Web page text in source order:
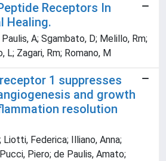
Receptors In
Healing.
A; Sgambato, D; Melillo, Rm;
L; Zagari, Rm; Romano, M
1 suppresses
and growth
resolution
Federica; Illiano, Anna;
Piero; de Paulis, Amato;